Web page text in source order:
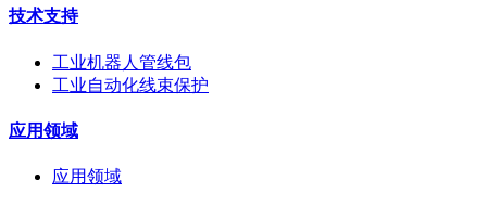
技术支持
工业机器人管线包
工业自动化线束保护
应用领域
应用领域